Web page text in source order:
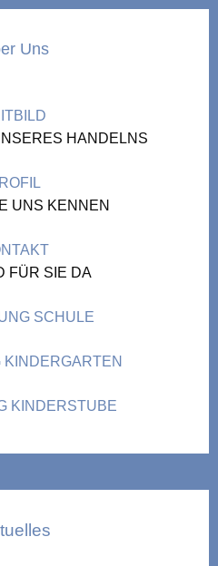
Uns
HANDELNS
UNS KENNEN
FÜR SIE DA
SCHULE
KINDERSTUBE